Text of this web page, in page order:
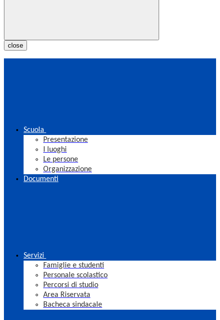
close
Scuola
Presentazione
I luoghi
Le persone
Organizzazione
Documenti
Servizi
Famiglie e studenti
Personale scolastico
Percorsi di studio
Area Riservata
Bacheca sindacale